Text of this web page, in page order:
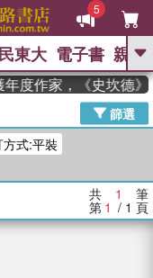
5
GO
高希均教授回憶錄
、 父親節 、 如果歷
暑期推薦
學女孩：黎曼猜想 、
東大 電子書 親子
度作家，《史坎德》
篩選
方式:平裝
共 1 筆
第 1 / 1 頁